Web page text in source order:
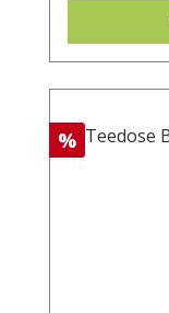
Rabatt
%